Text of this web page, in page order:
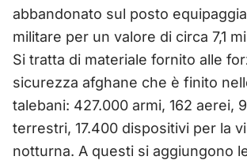
abbandonato sul posto
militare per un valore di circa 7,1
Si tratta di materiale fornito alle
sicurezza afghane che è finito
talebani: 427.000 armi, 162 aerei,
terrestri, 17.400 dispositivi per la
notturna. A questi si aggiungono